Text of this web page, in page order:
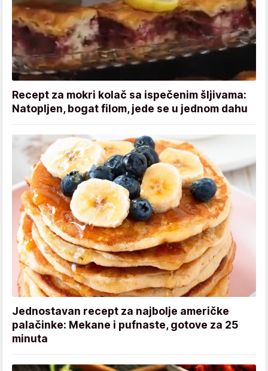
Recept za mokri kolač sa ispečenim šljivama:
Natopljen, bogat filom, jede se u jednom dahu
Jednostavan recept za najbolje američke
palačinke: Mekane i pufnaste, gotove za 25
minuta